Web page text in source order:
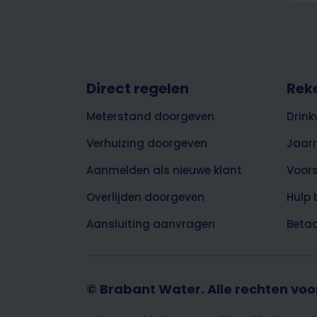
Footer
Direct regelen
Meterstand doorgeven
Verhuizing doorgeven
Aanmelden als nieuwe klant
Overlijden doorgeven
Aansluiting aanvragen
Hulp
© Brabant Water. Alle rechten